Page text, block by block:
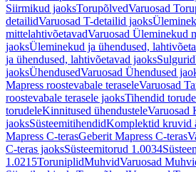
Siirmikud jaoksTorupõlvedVaruosad
detailidVaruosad T-detailid jaoks
mittelahtivõetavadVaruosad Üleminekud
jaoksÜleminekud ja ühendused,
ja ühendused, lahtivõetavad jaoksSulgurid
jaoksÜhendusedVaruosad Ühendused
Mapress roostevabale teraseleVaruosad
roostevabale terasele jaoksTihendid
torudeleKinnitused ühendusteleVaruosad
jaoksSüsteemitihendidKomplektid kruvid
Mapress C-terasGeberit Mapress C-teras
C-teras jaoksSüsteemitorud 1.0034
1.0215ToruniplidMuhvidVaruosad